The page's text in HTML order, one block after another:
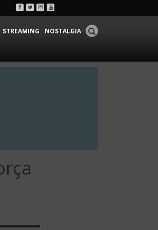
Facebook
Twitter
Instagram
Youtube
STREAMING NOSTALGIA